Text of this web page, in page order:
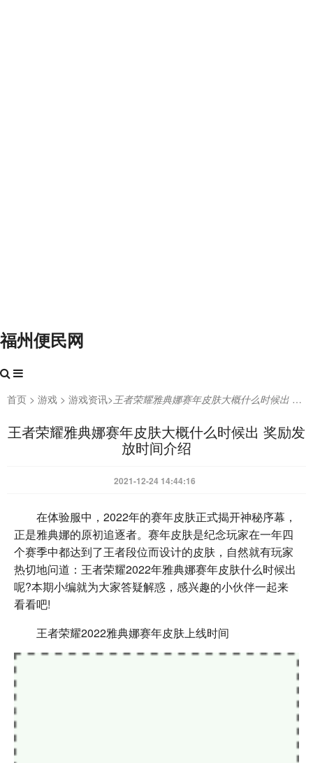
福州便民网
首页 > 游戏 > 游戏资讯> 王者荣耀雅典娜赛年皮肤大概什么时候出 奖励发放时间介绍
王者荣耀雅典娜赛年皮肤大概什么时候出 奖励发
放时间介绍
2021-12-24 14:44:16
在体验服中，2022年的赛年皮肤正式揭开神秘序幕，
正是雅典娜的原初追逐者。赛年皮肤是纪念玩家在一年四
个赛季中都达到了王者段位而设计的皮肤，自然就有玩家
热切地问道：王者荣耀2022年雅典娜赛年皮肤什么时候出
呢?本期小编就为大家答疑解惑，感兴趣的小伙伴一起来
看看吧!
王者荣耀2022雅典娜赛年皮肤上线时间